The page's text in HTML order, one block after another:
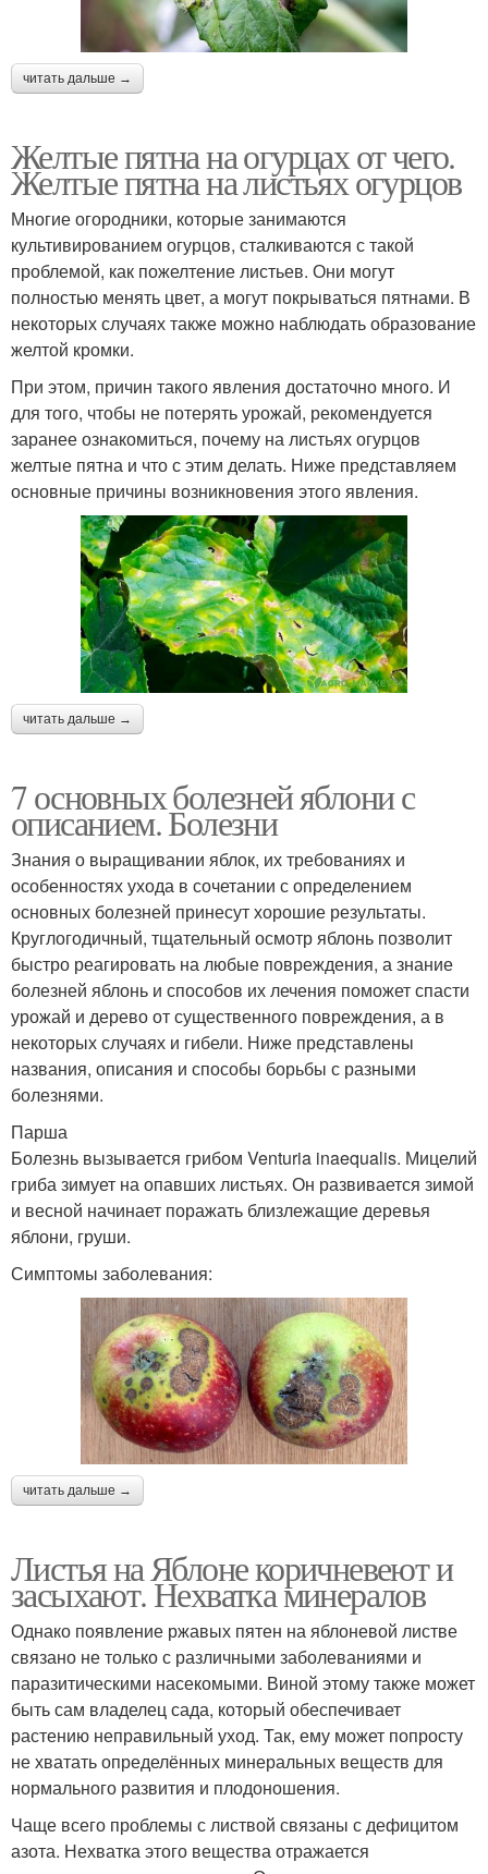
читать дальше →
Желтые пятна на огурцах от чего.
Желтые пятна на листьях огурцов
Многие огородники, которые занимаются
культивированием огурцов, сталкиваются с такой
проблемой, как пожелтение листьев. Они могут
полностью менять цвет, а могут покрываться пятнами. В
некоторых случаях также можно наблюдать образование
желтой кромки.
При этом, причин такого явления достаточно много. И
для того, чтобы не потерять урожай, рекомендуется
заранее ознакомиться, почему на листьях огурцов
желтые пятна и что с этим делать. Ниже представляем
основные причины возникновения этого явления.
читать дальше →
7 основных болезней яблони с
описанием. Болезни
Знания о выращивании яблок, их требованиях и
особенностях ухода в сочетании с определением
основных болезней принесут хорошие результаты.
Круглогодичный, тщательный осмотр яблонь позволит
быстро реагировать на любые повреждения, а знание
болезней яблонь и способов их лечения поможет спасти
урожай и дерево от существенного повреждения, а в
некоторых случаях и гибели. Ниже представлены
названия, описания и способы борьбы с разными
болезнями.
Парша
Болезнь вызывается грибом Venturia inaequalis. Мицелий
гриба зимует на опавших листьях. Он развивается зимой
и весной начинает поражать близлежащие деревья
яблони, груши.
Симптомы заболевания:
читать дальше →
Листья на Яблоне коричневеют и
засыхают. Нехватка минералов
Однако появление ржавых пятен на яблоневой листве
связано не только с различными заболеваниями и
паразитическими насекомыми. Виной этому также может
быть сам владелец сада, который обеспечивает
растению неправильный уход. Так, ему может попросту
не хватать определённых минеральных веществ для
нормального развития и плодоношения.
Чаще всего проблемы с листвой связаны с дефицитом
азота. Нехватка этого вещества отражается